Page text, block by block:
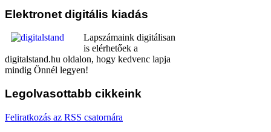
Elektronet digitális kiadás
Lapszámaink digitálisan
is elérhetőek a
digitalstand.hu oldalon, hogy kedvenc lapja
mindig Önnél legyen!
Legolvasottabb cikkeink
Feliratkozás az RSS csatornára